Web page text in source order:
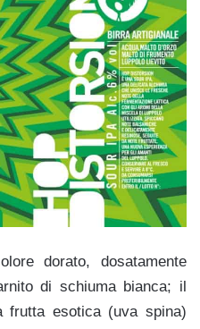
dorato, dosatamente
di schiuma bianca; il
frutta esotica (uva spina)